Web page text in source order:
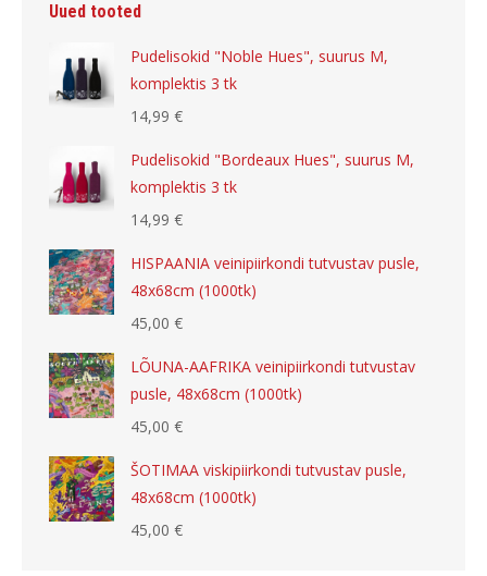
Uued tooted
Pudelisokid "Noble Hues", suurus M,
komplektis 3 tk
14,99 €
Pudelisokid "Bordeaux Hues", suurus M,
komplektis 3 tk
14,99 €
HISPAANIA veinipiirkondi tutvustav pusle,
48x68cm (1000tk)
45,00 €
LÕUNA-AAFRIKA veinipiirkondi tutvustav
pusle, 48x68cm (1000tk)
45,00 €
ŠOTIMAA viskipiirkondi tutvustav pusle,
48x68cm (1000tk)
45,00 €